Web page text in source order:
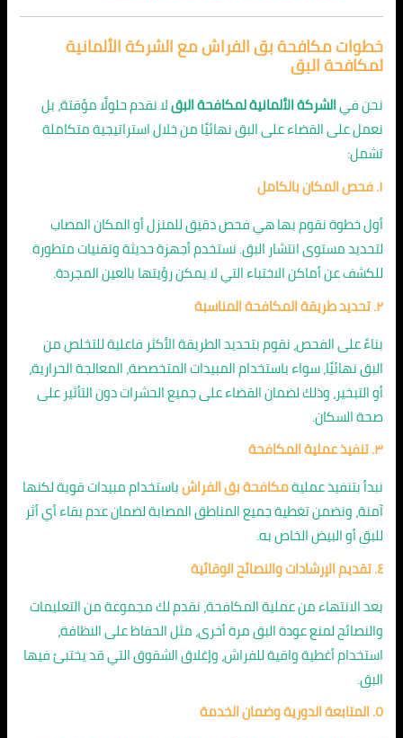
خطوات مكافحة بق الفراش مع الشركة الألمانية
لمكافحة البق
نحن فيالشركة الألمانية لمكافحة البقلا نقدم حلولًا مؤقتة، بل
نعمل على القضاء على البق نهائيًا من خلال استراتيجية متكاملة
تشمل:
١. فحص المكان بالكامل
أول خطوة نقوم بها هي فحص دقيق للمنزل أو المكان المصاب
لتحديد مستوى انتشار البق. نستخدم أجهزة حديثة وتقنيات متطورة
للكشف عن أماكن الاختباء التي لا يمكن رؤيتها بالعين المجردة.
٢. تحديد طريقة المكافحة المناسبة
بناءً على الفحص، نقوم بتحديد الطريقة الأكثر فاعلية للتخلص من
البق نهائيًا، سواء باستخدام المبيدات المتخصصة، المعالجة الحرارية،
أو التبخير، وذلك لضمان القضاء على جميع الحشرات دون التأثير على
صحة السكان.
٣. تنفيذ عملية المكافحة
نبدأ بتنفيذ عمليةمكافحة بق الفراشباستخدام مبيدات قوية لكنها
آمنة، ونضمن تغطية جميع المناطق المصابة لضمان عدم بقاء أي أثر
للبق أو البيض الخاص به.
٤. تقديم الإرشادات والنصائح الوقائية
بعد الانتهاء من عملية المكافحة، نقدم لك مجموعة من التعليمات
والنصائح لمنع عودة البق مرة أخرى، مثل الحفاظ على النظافة،
استخدام أغطية واقية للفراش، وإغلاق الشقوق التي قد يختبئ فيها
البق.
٥. المتابعة الدورية وضمان الخدمة